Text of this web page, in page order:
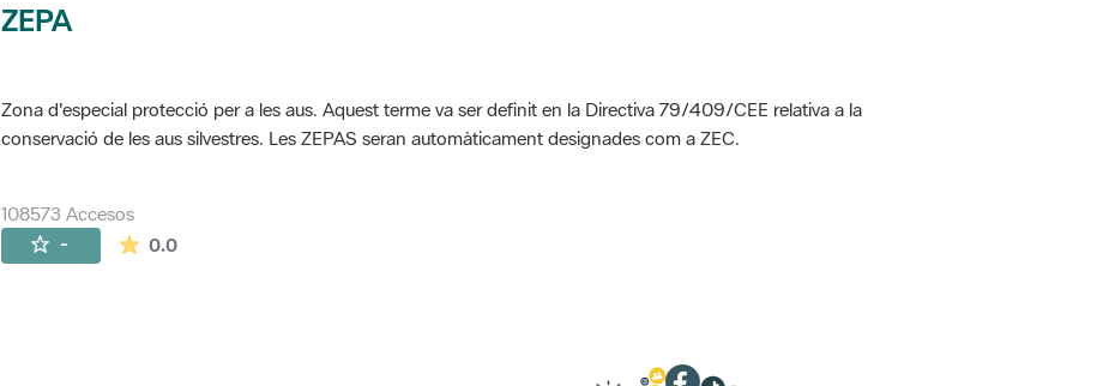
ZEPA
Zona d'especial protecció per a les aus. Aquest terme va ser definit en la Directiva 79/409/CEE relativa a la
conservació de les aus silvestres. Les ZEPAS seran automàticament designades com a ZEC.
108573 Accesos
- 0.0La valoración media es de 0 estrellas de 5.